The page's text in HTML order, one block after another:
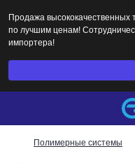
Продажа высококачественных
по лучшим ценам!
импортера!
Полимерные системы